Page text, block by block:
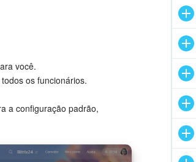
você.
os funcionários.
a configuração padrão,